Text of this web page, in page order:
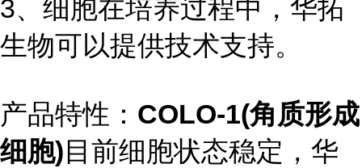
3、细胞在培养过程中，华拓
生物可以提供技术支持。
产品特性： COLO-1(角质形成
细胞)目前细胞状态稳定，华